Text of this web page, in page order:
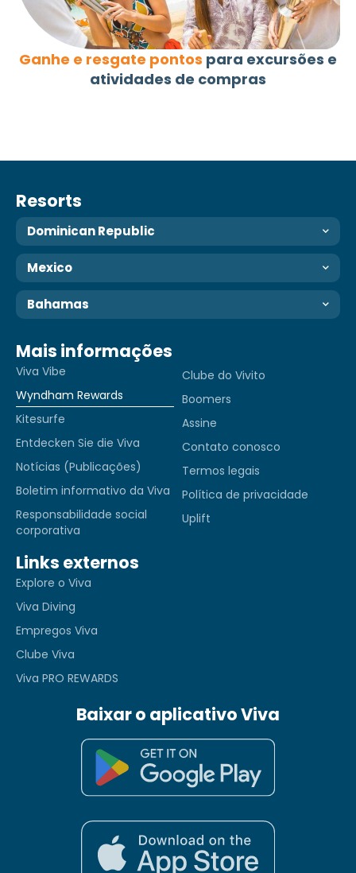
Ganhe e resgate pontos para excursões e
atividades de compras
Resorts
Dominican Republic
Mexico
Bahamas
Mais informações
Viva Vibe
Wyndham Rewards
Kitesurfe
Entdecken Sie die Viva
Notícias (Publicações)
Boletim informativo da Viva
Responsabilidade social
corporativa
Clube do Vivito
Boomers
Assine
Contato conosco
Termos legais
Política de privacidade
Uplift
Links externos
Explore o Viva
Viva Diving
Empregos Viva
Clube Viva
Viva PRO REWARDS
Baixar o aplicativo Viva